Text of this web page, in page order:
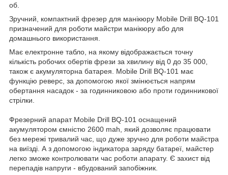
об.
Зручний, компактний фрезер для манікюру Mobile Drill BQ-101
призначений для роботи майстри манікюру або для
домашнього використання.
Має електронне табло, на якому відображається точну
кількість робочих обертів фрези за хвилину від 0 до 35 000,
також є акумуляторна батарея. Mobile Drill BQ-101 має
функцію реверс, за допомогою якої змінюється напрям
обертання насадок - за годинниковою або проти годинникової
стрілки.⠀
Фрезерний апарат Mobile Drill BQ-101 оснащений
акумулятором ємністю 2600 mah, який дозволяє працювати
без мережі тривалий час, що дуже зручно для роботи майстра
на виїзді. А з допомогою індикатора заряду батареї, майстер
легко зможе контролювати час роботи апарату. Є захист від
перепадів напруги - вбудований запобіжник.